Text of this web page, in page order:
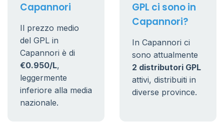
Capannori
Il prezzo medio
del GPL in
Capannori è di
€0.950/L,
leggermente
inferiore alla media
nazionale.
GPL ci sono in
Capannori?
In Capannori ci
sono attualmente
2 distributori GPL
attivi, distribuiti in
diverse province.